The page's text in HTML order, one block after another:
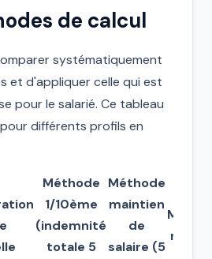
de calcul
systématiquement
et d'appliquer celle qui est
pour le salarié. Ce tableau
différents profils en
Méthode
1/10ème
(indemnité
totale 5
Méthode
maintien
de
salaire (5